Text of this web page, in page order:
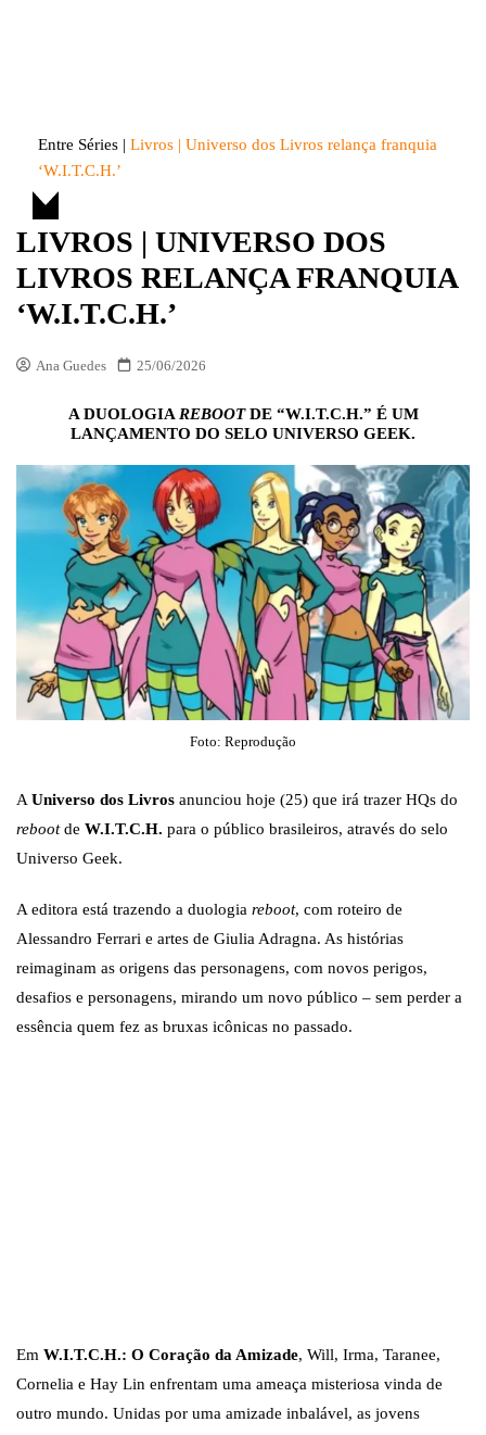
Entre Séries | Livros | Universo dos Livros relança franquia
‘W.I.T.C.H.’
LIVROS | UNIVERSO DOS
LIVROS RELANÇA FRANQUIA
‘W.I.T.C.H.’
Ana Guedes 25/06/2026
A DUOLOGIA REBOOTDE “W.I.T.C.H.” É UM
LANÇAMENTO DO SELO UNIVERSO GEEK.
Foto: Reprodução
A Universo dos Livros anunciou hoje (25) que irá trazer HQs do
rebootde W.I.T.C.H. para o público brasileiros, através do selo
Universo Geek.
A editora está trazendo a duologia reboot, com roteiro de
Alessandro Ferrari e artes de Giulia Adragna. As histórias
reimaginam as origens das personagens, com novos perigos,
desafios e personagens, mirando um novo público – sem perder a
essência quem fez as bruxas icônicas no passado.
Em W.I.T.C.H.: O Coração da Amizade, Will, Irma, Taranee,
Cornelia e Hay Lin enfrentam uma ameaça misteriosa vinda de
outro mundo. Unidas por uma amizade inbalável, as jovens